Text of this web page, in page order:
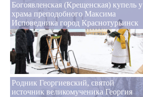
Богоявленская (Крещенская) купель у
храма преподобного Максима
Исповедника город Краснотурьинск
Родник Георгиевский, святой
источник великомученика Георгия